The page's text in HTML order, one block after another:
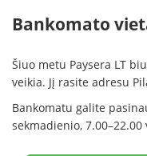
Bankomato
Šiuo metu Paysera LT
veikia. Jį rasite adresu
Bankomatu galite
sekmadienio, 7.00–22.00